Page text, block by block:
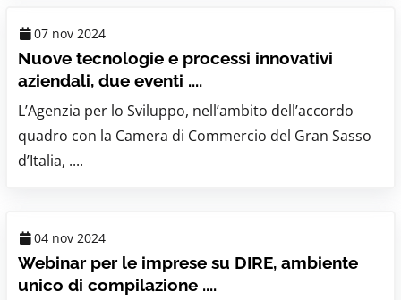
07 nov 2024
Nuove tecnologie e processi innovativi
aziendali, due eventi ....
L’Agenzia per lo Sviluppo, nell’ambito dell’accordo
quadro con la Camera di Commercio del Gran Sasso
d’Italia, ....
04 nov 2024
Webinar per le imprese su DIRE, ambiente
unico di compilazione ....